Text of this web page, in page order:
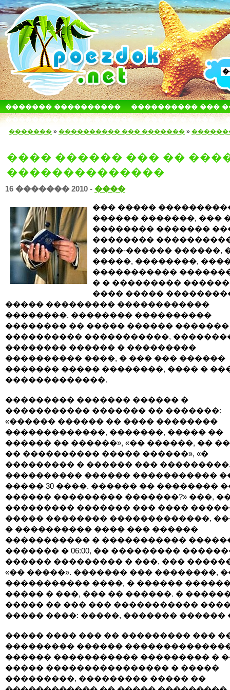
������� ����������
���������� ���
������������� ������
����� � ����
������� » ���������� ��� ������� »
���� ������ ��� ��
��������������
16 ������� 2010 - ����
��� �����
������ �������, ���
�������� �������
��������
����-������ ������,
�����, ��������,
�����������
� � ���������
���� �����
����� ��������� ������������
��������. �������� ����������
�������� �� ����� ������ �������
���������� �����������,
�������� ������ � ���������
���������� ����, � ��� ��� ������
������� ����� ��������, ���� �
�������������.
��������� ������� ������ �
����������� ������� �� �������:
«������ ������ �� ���� ��������
�������������, �������, ����� ��
������ �� ������», «�� ������, ��
�� ���������� ����� ������», «�
��������� � ������ ���
���������� ������ �����������
����� 30 ����. ������ �� ��������
������ ��������� �������?» ���,
��������� ������� ��� ����
����� �������� �������������,
� ���������� ���� ��� ������
����������� � �����������
������� � 06:00, �� ���������
������ ��������� � ���, ���
«�� �����». ������� ��� ��������,
����������� ����, � ������
����� � ���, ��� �� ������. �
����� �� ��� ��� �����������
����� ����: �����, ������� ������
����� ���� ��� �� ��������� ���
��������� ������
������ ����������� ��������� �
����� ���������������� � �����
���������, ��������� ����� ��